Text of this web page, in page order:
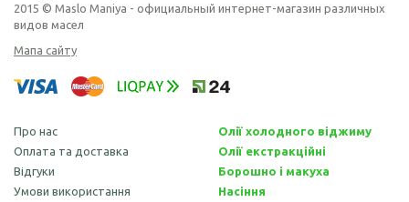
2015 © Maslo Maniya - официальный интернет-магазин различных
видов масел
Мапа сайту
Про нас
Оплата та доставка
Відгуки
Умови використання
Олії холодного віджиму
Олії екстракційні
Борошно і макуха
Насіння